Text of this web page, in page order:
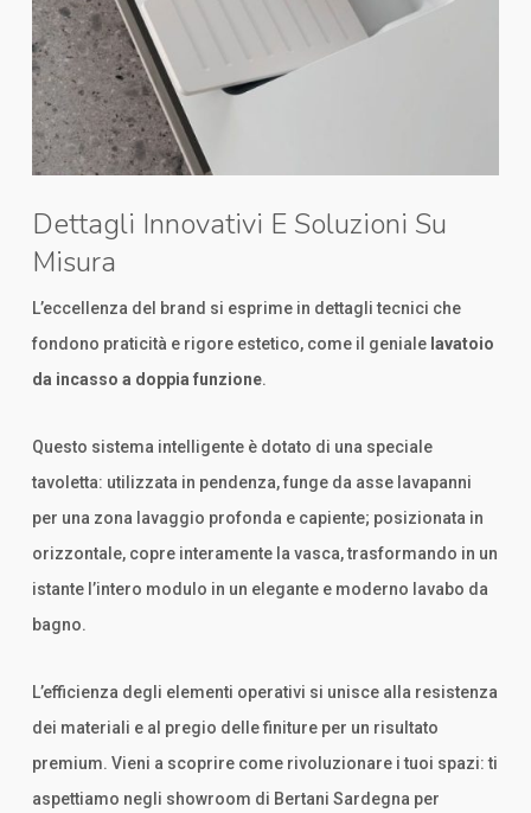
Dettagli Innovativi E Soluzioni Su
Misura
L’eccellenza del brand si esprime in dettagli tecnici che
fondono praticità e rigore estetico, come il geniale lavatoio
da incasso a doppia funzione.
Questo sistema intelligente è dotato di una speciale
tavoletta: utilizzata in pendenza, funge da asse lavapanni
per una zona lavaggio profonda e capiente; posizionata in
orizzontale, copre interamente la vasca, trasformando in un
istante l’intero modulo in un elegante e moderno lavabo da
bagno.
L’efficienza degli elementi operativi si unisce alla resistenza
dei materiali e al pregio delle finiture per un risultato
premium. Vieni a scoprire come rivoluzionare i tuoi spazi: ti
aspettiamo negli showroom di Bertani Sardegna per